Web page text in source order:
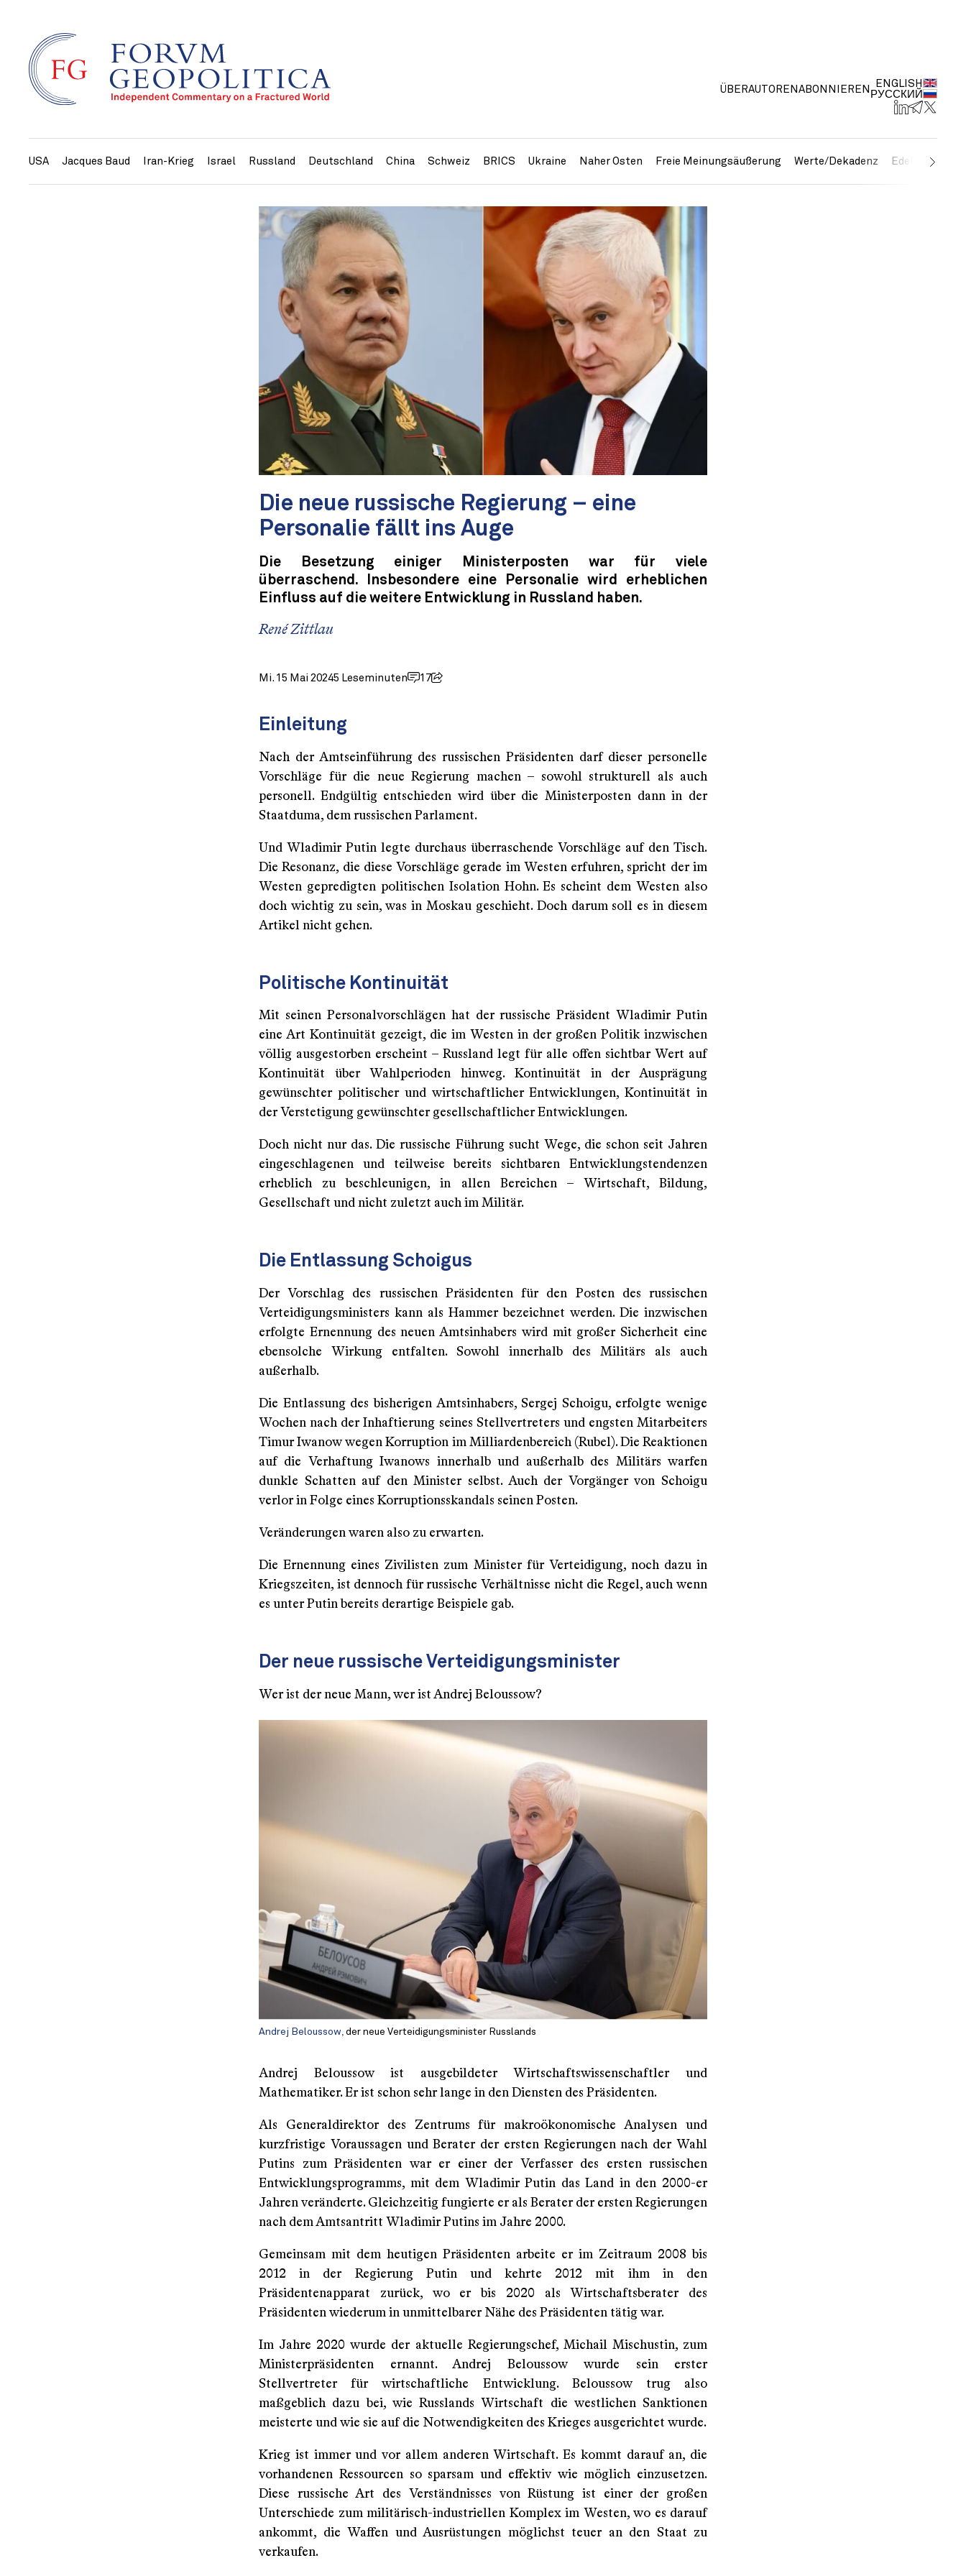
ÜBERAUTOREN ABONNIEREN
ENGLISH
РУССКИЙ
USA Jacques Baud Iran-Krieg Israel Russland Deutschland China Schweiz BRICS Ukraine Naher Osten Freie Meinungsäußerung Werte/Dekadenz Edelmetalle
Die neue russische Regierung – eine
Personalie fällt ins Auge
Die Besetzung einiger Ministerposten war für viele
überraschend. Insbesondere eine Personalie wird erheblichen
Einfluss auf die weitere Entwicklung in Russland haben.
René Zittlau
Mi. 15 Mai 20245 Leseminuten 17
Einleitung
Nach der Amtseinführung des russischen Präsidenten darf dieser personelle
Vorschläge für die neue Regierung machen – sowohl strukturell als auch
personell. Endgültig entschieden wird über die Ministerposten dann in der
Staatduma, dem russischen Parlament.
Und Wladimir Putin legte durchaus überraschende Vorschläge auf den Tisch.
Die Resonanz, die diese Vorschläge gerade im Westen erfuhren, spricht der im
Westen gepredigten politischen Isolation Hohn. Es scheint dem Westen also
doch wichtig zu sein, was in Moskau geschieht. Doch darum soll es in diesem
Artikel nicht gehen.
Politische Kontinuität
Mit seinen Personalvorschlägen hat der russische Präsident Wladimir Putin
eine Art Kontinuität gezeigt, die im Westen in der großen Politik inzwischen
völlig ausgestorben erscheint – Russland legt für alle offen sichtbar Wert auf
Kontinuität über Wahlperioden hinweg. Kontinuität in der Ausprägung
gewünschter politischer und wirtschaftlicher Entwicklungen, Kontinuität in
der Verstetigung gewünschter gesellschaftlicher Entwicklungen.
Doch nicht nur das. Die russische Führung sucht Wege, die schon seit Jahren
eingeschlagenen und teilweise bereits sichtbaren Entwicklungstendenzen
erheblich zu beschleunigen, in allen Bereichen – Wirtschaft, Bildung,
Gesellschaft und nicht zuletzt auch im Militär.
Die Entlassung Schoigus
Der Vorschlag des russischen Präsidenten für den Posten des russischen
Verteidigungsministers kann als Hammer bezeichnet werden. Die inzwischen
erfolgte Ernennung des neuen Amtsinhabers wird mit großer Sicherheit eine
ebensolche Wirkung entfalten. Sowohl innerhalb des Militärs als auch
außerhalb.
Die Entlassung des bisherigen Amtsinhabers, Sergej Schoigu, erfolgte wenige
Wochen nach der Inhaftierung seines Stellvertreters und engsten Mitarbeiters
Timur Iwanow wegen Korruption im Milliardenbereich (Rubel). Die Reaktionen
auf die Verhaftung Iwanows innerhalb und außerhalb des Militärs warfen
dunkle Schatten auf den Minister selbst. Auch der Vorgänger von Schoigu
verlor in Folge eines Korruptionsskandals seinen Posten.
Veränderungen waren also zu erwarten.
Die Ernennung eines Zivilisten zum Minister für Verteidigung, noch dazu in
Kriegszeiten, ist dennoch für russische Verhältnisse nicht die Regel, auch wenn
es unter Putin bereits derartige Beispiele gab.
Der neue russische Verteidigungsminister
Wer ist der neue Mann, wer ist Andrej Beloussow?
Andrej Beloussow, der neue Verteidigungsminister Russlands
Andrej Beloussow ist ausgebildeter Wirtschaftswissenschaftler und
Mathematiker. Er ist schon sehr lange in den Diensten des Präsidenten.
Als Generaldirektor des Zentrums für makroökonomische Analysen und
kurzfristige Voraussagen und Berater der ersten Regierungen nach der Wahl
Putins zum Präsidenten war er einer der Verfasser des ersten russischen
Entwicklungsprogramms, mit dem Wladimir Putin das Land in den 2000-er
Jahren veränderte. Gleichzeitig fungierte er als Berater der ersten Regierungen
nach dem Amtsantritt Wladimir Putins im Jahre 2000.
Gemeinsam mit dem heutigen Präsidenten arbeite er im Zeitraum 2008 bis
2012 in der Regierung Putin und kehrte 2012 mit ihm in den
Präsidentenapparat zurück, wo er bis 2020 als Wirtschaftsberater des
Präsidenten wiederum in unmittelbarer Nähe des Präsidenten tätig war.
Im Jahre 2020 wurde der aktuelle Regierungschef, Michail Mischustin, zum
Ministerpräsidenten ernannt. Andrej Beloussow wurde sein erster
Stellvertreter für wirtschaftliche Entwicklung. Beloussow trug also
maßgeblich dazu bei, wie Russlands Wirtschaft die westlichen Sanktionen
meisterte und wie sie auf die Notwendigkeiten des Krieges ausgerichtet wurde.
Krieg ist immer und vor allem anderen Wirtschaft. Es kommt darauf an, die
vorhandenen Ressourcen so sparsam und effektiv wie möglich einzusetzen.
Diese russische Art des Verständnisses von Rüstung ist einer der großen
Unterschiede zum militärisch-industriellen Komplex im Westen, wo es darauf
ankommt, die Waffen und Ausrüstungen möglichst teuer an den Staat zu
verkaufen.